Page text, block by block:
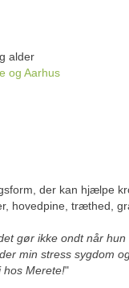
alder
og Aarhus
der kan hjælpe
hovedpine, træthed,
gør ikke ondt når
min stress sygdom
hos Merete!"